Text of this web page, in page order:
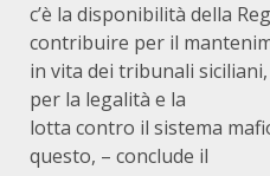
c’è la disponibilità della
contribuire per il
in vita dei tribunali
per la legalità e la
lotta contro il sistema
questo, – conclude il